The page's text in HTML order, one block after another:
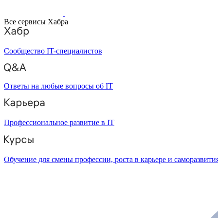
Все сервисы Хабра
Сообщество IT-специалистов
Ответы на любые вопросы об IT
Профессиональное развитие в IT
Обучение для смены профессии, роста в карьере и